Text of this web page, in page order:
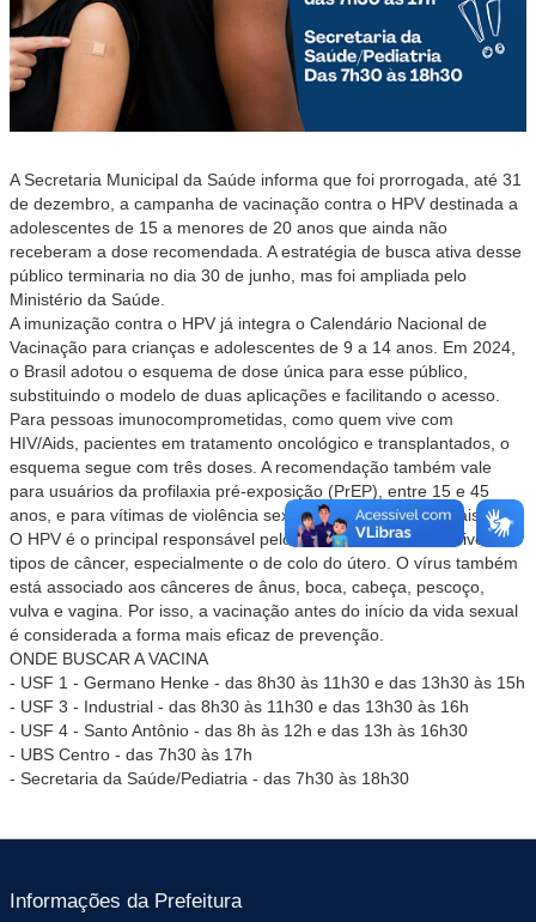
A Secretaria Municipal da Saúde informa que foi prorrogada, até 31
de dezembro, a campanha de vacinação contra o HPV destinada a
adolescentes de 15 a menores de 20 anos que ainda não
receberam a dose recomendada. A estratégia de busca ativa desse
público terminaria no dia 30 de junho, mas foi ampliada pelo
Ministério da Saúde.
A imunização contra o HPV já integra o Calendário Nacional de
Vacinação para crianças e adolescentes de 9 a 14 anos. Em 2024,
o Brasil adotou o esquema de dose única para esse público,
substituindo o modelo de duas aplicações e facilitando o acesso.
Para pessoas imunocomprometidas, como quem vive com
HIV/Aids, pacientes em tratamento oncológico e transplantados, o
esquema segue com três doses. A recomendação também vale
para usuários da profilaxia pré-exposição (PrEP), entre 15 e 45
anos, e para vítimas de violência sexual com 15 anos ou mais.
O HPV é o principal responsável pelo desenvolvimento de diversos
tipos de câncer, especialmente o de colo do útero. O vírus também
está associado aos cânceres de ânus, boca, cabeça, pescoço,
vulva e vagina. Por isso, a vacinação antes do início da vida sexual
é considerada a forma mais eficaz de prevenção.
ONDE BUSCAR A VACINA
- USF 1 - Germano Henke - das 8h30 às 11h30 e das 13h30 às 15h
- USF 3 - Industrial - das 8h30 às 11h30 e das 13h30 às 16h
- USF 4 - Santo Antônio - das 8h às 12h e das 13h às 16h30
- UBS Centro - das 7h30 às 17h
- Secretaria da Saúde/Pediatria - das 7h30 às 18h30
Informações da Prefeitura